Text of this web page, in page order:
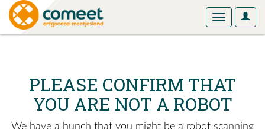
User
Toggle
PLEASE CONFIRM THAT
YOU ARE NOT A ROBOT
We have a hunch that you might be a robot scanning